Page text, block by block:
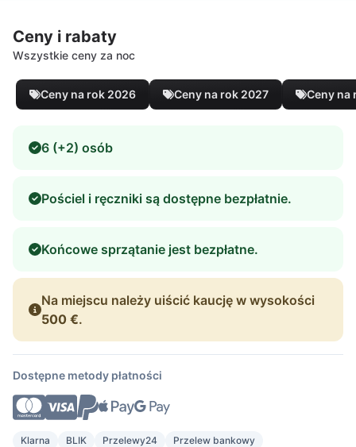
Ceny i rabaty
Wszystkie ceny za noc
Ceny na rok 2026 Ceny na rok 2027 Ceny na
6 (+2) osób
Pościel i ręczniki są dostępne bezpłatnie.
Końcowe sprzątanie jest bezpłatne.
Na miejscu należy uiścić kaucję w wysokości
500 €.
Dostępne metody płatności
Klarna BLIK Przelewy24 Przelew bankowy